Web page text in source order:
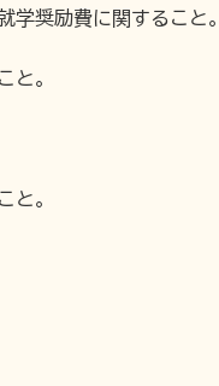
学奨励費に関すること。
と。
と。